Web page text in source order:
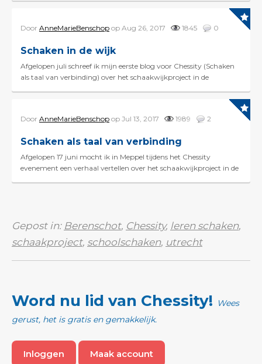
Door AnneMarieBenschop op Aug 26, 2017 1845 0
Schaken in de wijk
Afgelopen juli schreef ik mijn eerste blog voor Chessity (Schaken
als taal van verbinding) over het schaakwijkproject in de
Door AnneMarieBenschop op Jul 13, 2017 1989 2
Schaken als taal van verbinding
Afgelopen 17 juni mocht ik in Meppel tijdens het Chessity
evenement een verhaal vertellen over het schaakwijkproject in de
Gepost in: Berenschot, Chessity, leren schaken,
schaakproject, schoolschaken, utrecht
Word nu lid van Chessity!
Wees
gerust, het is gratis en gemakkelijk.
Inloggen Maak account